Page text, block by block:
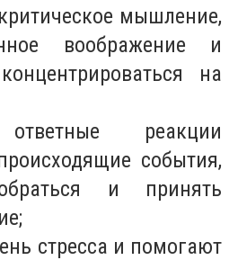
мышление,
воображение и
на
реакции
события,
и принять
стресса и помогают